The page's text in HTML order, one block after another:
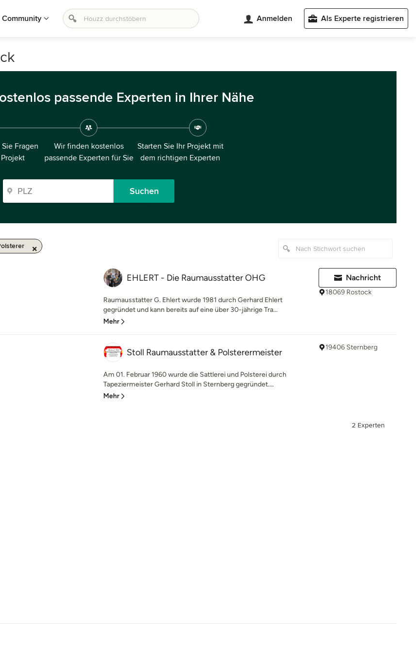
Community Anmelden Als Experte registrieren
passende Experten in Ihrer Nähe
Fragen
Wir finden kostenlos
passende Experten für Sie
Starten Sie Ihr Projekt mit
dem richtigen Experten
Suchen
EHLERT - Die Raumausstatter OHG
Raumausstatter G. Ehlert wurde 1981 durch Gerhard Ehlert
gegründet und kann bereits auf eine über 30-jährige Tra...
Mehr
Nachricht
18069 Rostock
Stoll Raumausstatter & Polsterermeister
Am 01. Februar 1960 wurde die Sattlerei und Polsterei durch
Tapeziermeister Gerhard Stoll in Sternberg gegründet....
Mehr
19406 Sternberg
2 Experten